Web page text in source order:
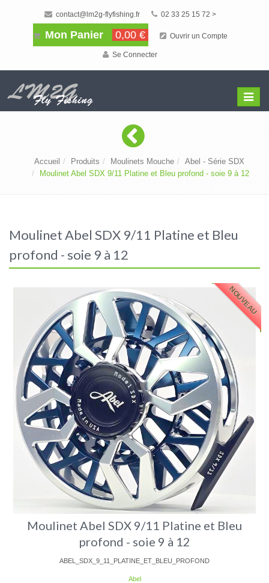
contact@lm2g-flyfishing.fr 02 33 25 15 72 >
Mon Panier 0,00 € Ouvrir un Compte
Se Connecter
Menu
Accueil Produits Moulinets Mouche
Abel - Série SDX
Moulinet Abel SDX 9/11 Platine et Bleu profond - soie 9 à 12
Moulinet Abel SDX 9/11 Platine et Bleu
profond - soie 9 à 12
NOUVEAU
Moulinet Abel SDX 9/11 Platine et Bleu
profond - soie 9 à 12
ABEL_SDX_9_11_PLATINE_ET_BLEU_PROFOND
Abel